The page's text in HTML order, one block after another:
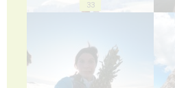
33